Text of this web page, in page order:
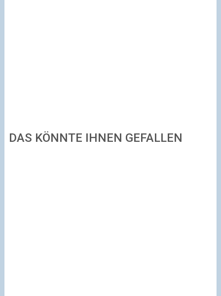
DAS KÖNNTE IHNEN GEFALLEN